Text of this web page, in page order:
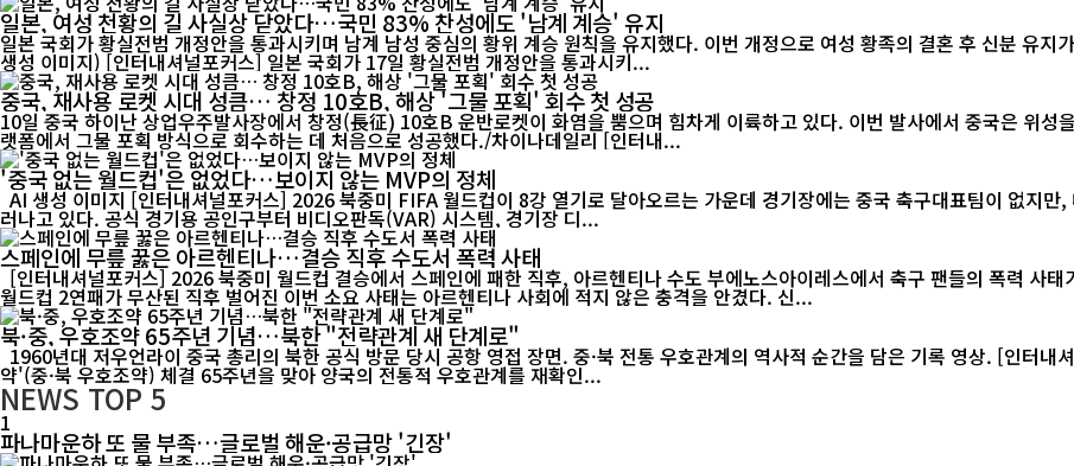
일본, 여성 천황의 길 사실상 닫았다…국민 83% 찬성에도 '남계 계승' 유지
일본 국회가 황실전범 개정안을 통과시키며 남계 남성 중심의 황위 계승 원칙을 유지했다. 이번 개정으로 여성 황족의 결혼 후 신분 유
생성 이미지) [인터내셔널포커스] 일본 국회가 17일 황실전범 개정안을 통과시키...
중국, 재사용 로켓 시대 성큼… 창정 10호B, 해상 '그물 포획' 회수 첫 성공
10일 중국 하이난 상업우주발사장에서 창정(長征) 10호B 운반로켓이 화염을 뿜으며 힘차게 이륙하고 있다. 이번 발사에서 중국은 위성
랫폼에서 그물 포획 방식으로 회수하는 데 처음으로 성공했다./차이나데일리 [인터내...
'중국 없는 월드컵'은 없었다…보이지 않는 MVP의 정체
러나고 있다. 공식 경기용 공인구부터 비디오판독(VAR) 시스템, 경기장 디...
스페인에 무릎 꿇은 아르헨티나…결승 직후 수도서 폭력 사태
[인터내셔널포커스] 2026 북중미 월드컵 결승에서 스페인에 패한 직후, 아르헨티나 수도 부에노스아이레스에서 축구 팬들의 폭력 사
월드컵 2연패가 무산된 직후 벌어진 이번 소요 사태는 아르헨티나 사회에 적지 않은 충격을 안겼다. 신...
북·중, 우호조약 65주년 기념…북한 "전략관계 새 단계로"
약'(중·북 우호조약) 체결 65주년을 맞아 양국의 전통적 우호관계를 재확인...
NEWSTOP 5
1
파나마운하 또 물 부족…글로벌 해운·공급망 '긴장'